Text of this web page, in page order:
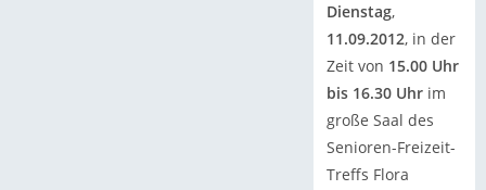
Dienstag,
11.09.2012, in der
Zeit von 15.00 Uhr
bis 16.30 Uhrim
große Saal des
Senioren-Freizeit-
Treffs Flora